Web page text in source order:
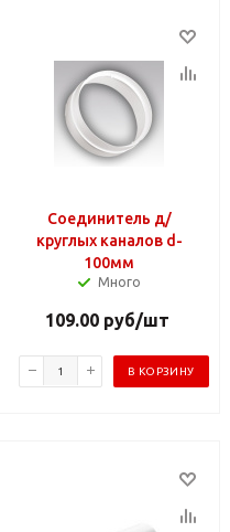
Соединитель д/
круглых каналов d-
100мм
Много
109.00руб/шт
В КОРЗИНУ